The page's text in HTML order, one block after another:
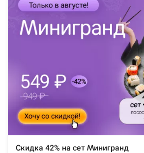
Скидка 42% на сет Минигранд